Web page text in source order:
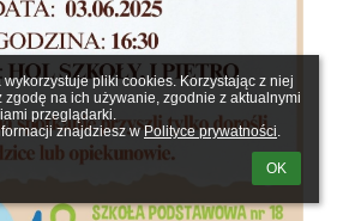
wykorzystuje pliki cookies. Korzystając z niej
zgodę na ich używanie, zgodnie z aktualnymi
przeglądarki.
znajdziesz w Polityce prywatności.
OK